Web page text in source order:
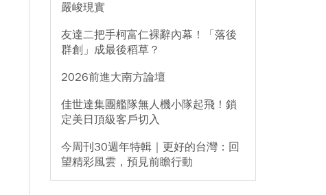
嚴峻現實
友達二把手柯富仁裸辭內幕！「落後
群創」成最後稻草？
2026前進大南方論壇
佳世達集團艦隊無人機小隊起飛！鎖
定美日頂級客戶切入
今周刊30週年特輯｜更好的台灣：回
望精彩風雲，預見前瞻行動